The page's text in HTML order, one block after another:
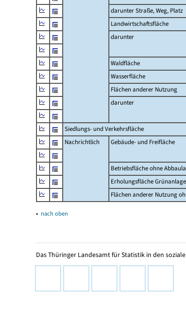
darunter Straße, Weg, Platz
Landwirtschaftsfläche
darunter
Waldfläche
Wasserfläche
Flächen anderer Nutzung
darunter
Siedlungs- und Verkehrsfläche
Nachrichtlich
Gebäude- und Freifläche
Betriebsfläche ohne
Erholungsfläche
Flächen anderer Nutzung
▴ nach oben
Das Thüringer Landesamt für Statistik in den